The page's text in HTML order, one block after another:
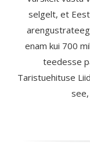
selgelt, et
enam kui 700
teedesse
Taristuehituse